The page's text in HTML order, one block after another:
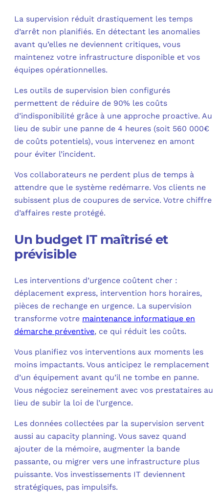
La supervision réduit drastiquement les temps
d’arrêt non planifiés. En détectant les anomalies
avant qu’elles ne deviennent critiques, vous
maintenez votre infrastructure disponible et vos
équipes opérationnelles.​
Les outils de supervision bien configurés
permettent de réduire de 90% les coûts
d’indisponibilité grâce à une approche proactive. Au
lieu de subir une panne de 4 heures (soit 560 000€
de coûts potentiels), vous intervenez en amont
pour éviter l’incident.​
Vos collaborateurs ne perdent plus de temps à
attendre que le système redémarre. Vos clients ne
subissent plus de coupures de service. Votre chiffre
d’affaires reste protégé.​
Un budget IT maîtrisé et
prévisible
Les interventions d’urgence coûtent cher :
déplacement express, intervention hors horaires,
pièces de rechange en urgence. La supervision
transforme votre maintenance informatique en
démarche préventive, ce qui réduit les coûts.​
Vous planifiez vos interventions aux moments les
moins impactants. Vous anticipez le remplacement
d’un équipement avant qu’il ne tombe en panne.
Vous négociez sereinement avec vos prestataires au
lieu de subir la loi de l’urgence.​
Les données collectées par la supervision servent
aussi au capacity planning. Vous savez quand
ajouter de la mémoire, augmenter la bande
passante, ou migrer vers une infrastructure plus
puissante. Vos investissements IT deviennent
stratégiques, pas impulsifs.​